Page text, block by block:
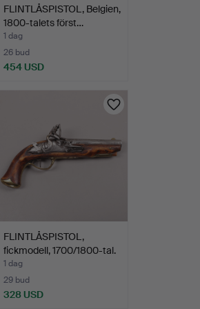
FLINTLÅSPISTOL, Belgien,
1800-talets först…
1 dag
26 bud
454 USD
FLINTLÅSPISTOL,
fickmodell, 1700/1800-tal.
1 dag
29 bud
328 USD